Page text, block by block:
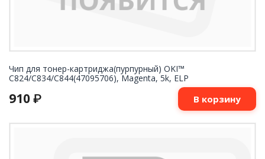
Чип для тонер-картриджа(пурпурный) OKI™
C824/C834/C844(47095706), Magenta, 5k, ELP
910 ₽ В корзину